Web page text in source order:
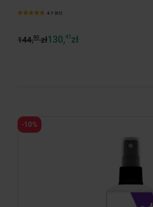
4.7 (61)
144,90zł130,41 zł
-10%